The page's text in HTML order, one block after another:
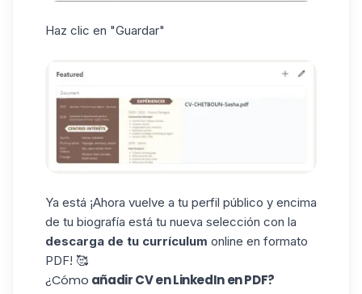
Haz clic en "Guardar"
Ya está ¡Ahora vuelve a tu perfil público y encima
de tu biografía está tu nueva selección con la
descarga de tu currículum online en formato
PDF! 🥰
¿Cómo añadir CV en LinkedIn en PDF?